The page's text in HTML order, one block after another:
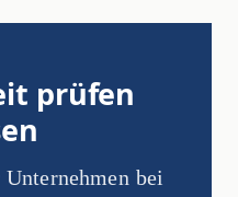
prüfen
bei